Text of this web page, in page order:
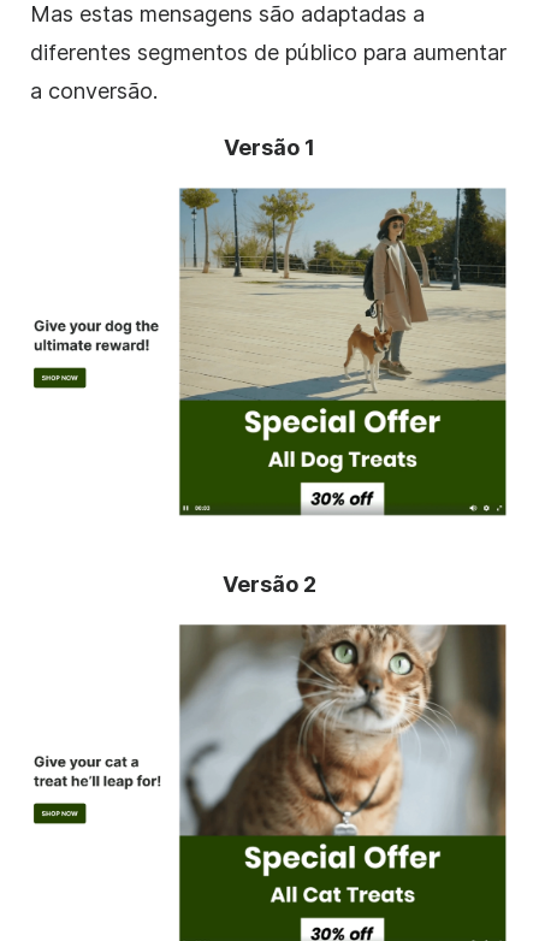
Mas estas mensagens são adaptadas a
diferentes segmentos de público para aumentar
a conversão.
Versão 1
Versão 2